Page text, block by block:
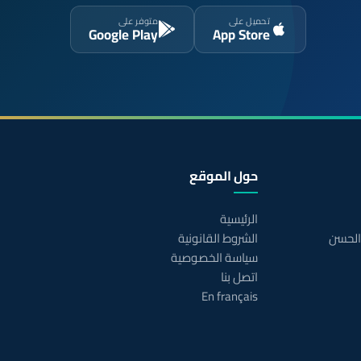
تحميل على
App Store
متوفر على
Google Play
حول الموقع
الرئيسية
الشروط القانونية
سياسة الخصوصية
اتصل بنا
En français